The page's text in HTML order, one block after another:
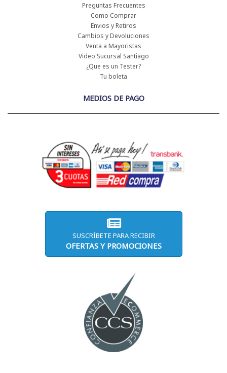
Preguntas Frecuentes
Como Comprar
Envios y Retiros
Cambios y Devoluciones
Venta a Mayoristas
Video Sucursal Santiago
¿Que es un Tester?
Tu boleta
MEDIOS DE PAGO
SUSCRÍBETE PARA RECIBIR
OFERTAS Y PROMOCIONES